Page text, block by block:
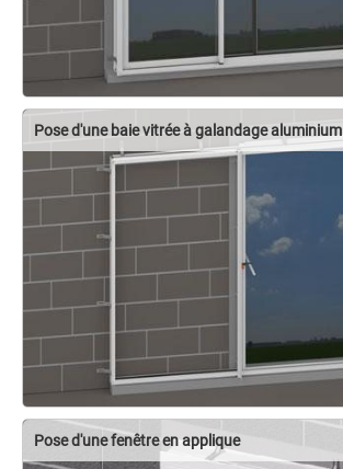
Pose d'une baie vitrée à galandage aluminium
Pose d'une fenêtre en applique